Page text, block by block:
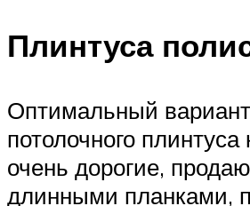
Плинтуса
Оптимальный
потолочного
очень дорогие,
длинными планками,